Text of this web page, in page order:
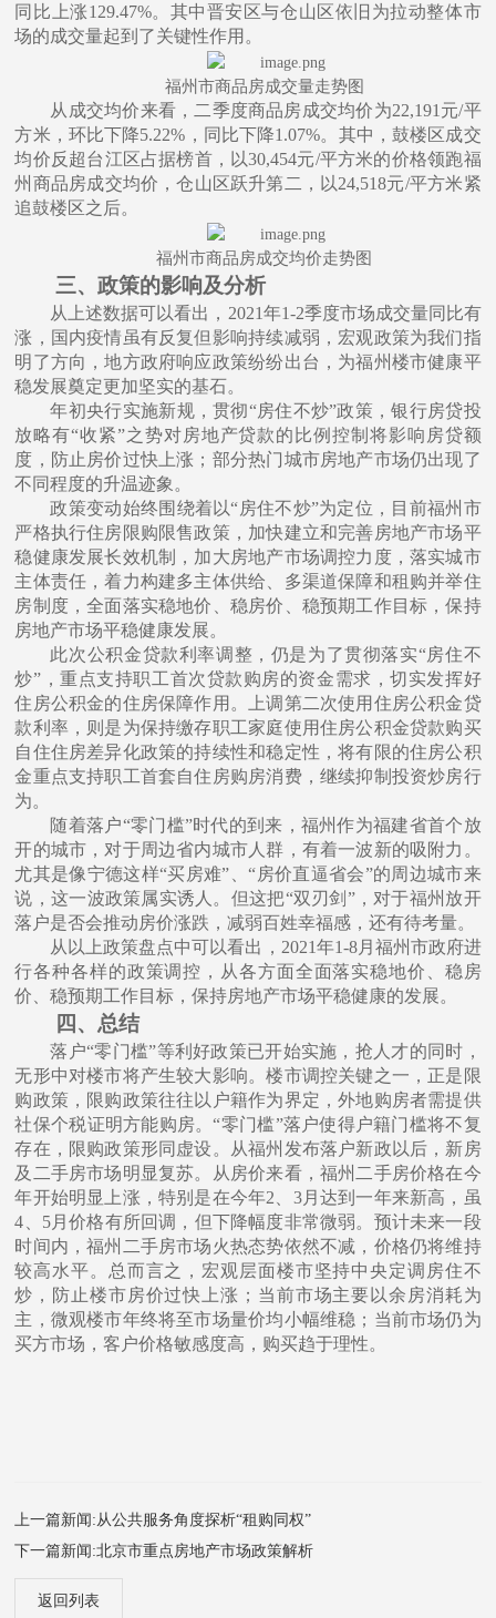
同⽐上涨129.47%。其中晋安区与仓⼭区依旧为拉动整体市
场的成交量起到了关键性作⽤。
福州市商品房成交量走势图
从成交均价来看，⼆季度商品房成交均价为22,191元/平
⽅⽶，环⽐下降5.22%，同⽐下降1.07%。其中，⿎楼区成交
均价反超台江区占据榜⾸，以30,454元/平⽅⽶的价格领跑福
州商品房成交均价，仓⼭区跃升第⼆，以24,518元/平⽅⽶紧
追⿎楼区之后。
福州市商品房成交均价走势图
三、政策的影响及分析
从上述数据可以看出， 2021年1-2季度市场成交量同⽐有
涨，国内疫情虽有反复但影响持续减弱，宏观政策为我们指
明了⽅向，地⽅政府响应政策纷纷出台，为福州楼市健康平
稳发展奠定更加坚实的基⽯。
年初央⾏实施新规，贯彻“房住不炒”政策，银⾏房贷投
放略有“收紧”之势对房地产贷款的⽐例控制将影响房贷额
度，防⽌房价过快上涨；部分热⻔城市房地产市场仍出现了
不同程度的升温迹象。
政策变动始终围绕着以“房住不炒”为定位，⽬前福州市
严格执⾏住房限购限售政策，加快建⽴和完善房地产市场平
稳健康发展⻓效机制，加⼤房地产市场调控⼒度，落实城市
主体责任，着⼒构建多主体供给、多渠道保障和租购并举住
房制度，全⾯落实稳地价、稳房价、稳预期⼯作⽬标，保持
房地产市场平稳健康发展。
此次公积⾦贷款利率调整，仍是为了贯彻落实“房住不
炒”，重点⽀持职⼯⾸次贷款购房的资⾦需求，切实发挥好
住房公积⾦的住房保障作⽤。上调第⼆次使⽤住房公积⾦贷
款利率，则是为保持缴存职⼯家庭使⽤住房公积⾦贷款购买
⾃住住房差异化政策的持续性和稳定性，将有限的住房公积
⾦重点⽀持职⼯⾸套⾃住房购房消费，继续抑制投资炒房⾏
为。
随着落户“零⻔槛”时代的到来，福州作为福建省⾸个放
开的城市，对于周边省内城市⼈群，有着⼀波新的吸附⼒。
尤其是像宁德这样“买房难”、“房价直逼省会”的周边城市来
说，这⼀波政策属实诱⼈。但这把“双刃剑”，对于福州放开
落户是否会推动房价涨跌，减弱百姓幸福感，还有待考量。
从以上政策盘点中可以看出， 2021年1-8⽉福州市政府进
⾏各种各样的政策调控，从各⽅⾯全⾯落实稳地价、稳房
价、稳预期⼯作⽬标，保持房地产市场平稳健康的发展。
四、总结
落户“零门槛”等利好政策已开始实施，抢人才的同时，
无形中对楼市将产生较大影响。楼市调控关键之一，正是限
购政策，限购政策往往以户籍作为界定，外地购房者需提供
社保个税证明方能购房。“零门槛”落户使得户籍门槛将不复
存在，限购政策形同虚设。从福州发布落户新政以后，新房
及二手房市场明显复苏。从房价来看，福州二手房价格在今
年开始明显上涨，特别是在今年2、3月达到一年来新高，虽
4、5月价格有所回调，但下降幅度非常微弱。预计未来一段
时间内，福州二手房市场火热态势依然不减，价格仍将维持
较高水平。总而言之，宏观层面楼市坚持中央定调房住不
炒，防止楼市房价过快上涨；当前市场主要以余房消耗为
主，微观楼市年终将至市场量价均小幅维稳；当前市场仍为
买方市场，客户价格敏感度高，购买趋于理性。
上一篇新闻:从公共服务⻆度探析“租购同权”
下一篇新闻:北京市重点房地产市场政策解析
返回列表